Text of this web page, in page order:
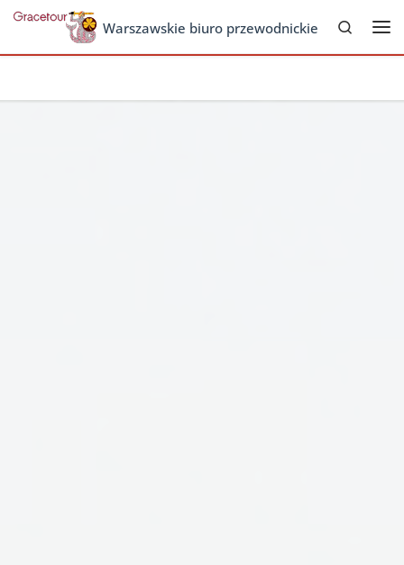
Skip to contentWarszawskie biuro przewodnickie
Search